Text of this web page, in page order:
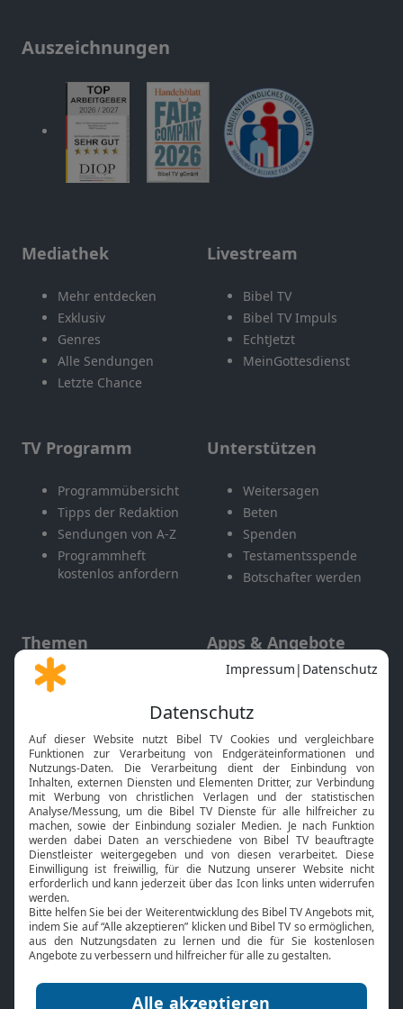
Auszeichnungen
Mediathek
Mehr entdecken
Exklusiv
Genres
Alle Sendungen
Letzte Chance
Livestream
Bibel TV
Bibel TV Impuls
EchtJetzt
MeinGottesdienst
TV Programm
Programmübersicht
Tipps der Redaktion
Sendungen von A-Z
Programmheft
kostenlos anfordern
Unterstützen
Weitersagen
Beten
Spenden
Testamentsspende
Botschafter werden
Themen
Gott und Bibel erklärt
Neuigkeiten
Apps & Angebote
Mobile App
Smart TV
HbbTV
Bibelthek Online-Bibel
Nächster Gottesdienst
Bibel TV
Über uns
Jobs
Mediadaten
Service
Kontakt
TV-Empfang